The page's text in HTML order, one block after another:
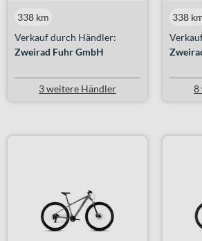
Verkauf durch Händler:
Zweirad Fuhr GmbH
338 km
3 weitere Händler
338
8